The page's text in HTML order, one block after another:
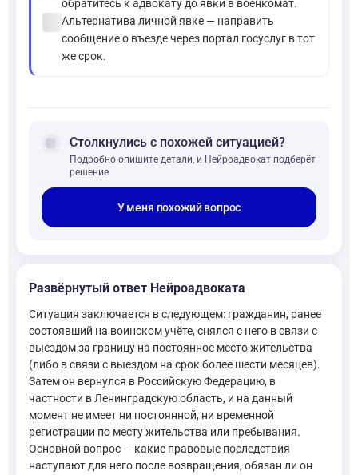
обратитесь к адвокату до явки в военкомат.
Альтернатива личной явке — направить
сообщение о въезде через портал госуслуг в тот
же срок.
forum Столкнулись с похожей ситуацией?
Подробно опишите детали, и Нейроадвокат подберёт
решение
У меня похожий вопрос
Развёрнутый ответ Нейроадвоката
Ситуация заключается в следующем: гражданин, ранее
состоявший на воинском учёте, снялся с него в связи с
выездом за границу на постоянное место жительства
(либо в связи с выездом на срок более шести месяцев).
Затем он вернулся в Российскую Федерацию, в
частности в Ленинградскую область, и на данный
момент не имеет ни постоянной, ни временной
регистрации по месту жительства или пребывания.
Основной вопрос — какие правовые последствия
наступают для него после возвращения, обязан ли он